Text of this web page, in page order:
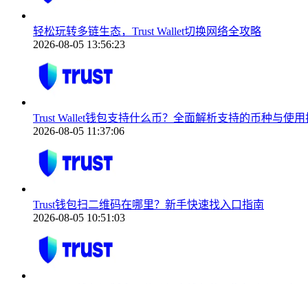
轻松玩转多链生态，Trust Wallet切换网络全攻略
2026-08-05 13:56:23
Trust Wallet钱包支持什么币？全面解析支持的币种与使用
2026-08-05 11:37:06
Trust钱包扫二维码在哪里？新手快速找入口指南
2026-08-05 10:51:03